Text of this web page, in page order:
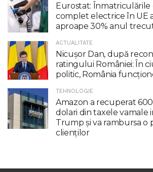
Eurostat: Înmatriculările
complet electrice în UE
aproape 30% anul
ACTUALITATE
Nicuşor Dan, după
ratingului României: În
politic, România
TEHNOLOGIE
Amazon a recuperat
dolari din taxele vamale
Trump şi va rambursa o
clienţilor